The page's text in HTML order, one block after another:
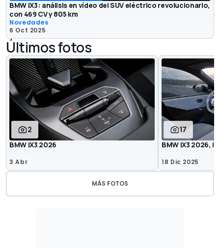
BMW iX3: análisis en vídeo del SUV eléctrico revolucionario,
con 469 CV y 805 km
Novedades
6 Oct 2025
Últimos fotos
2
BMW iX3 2026
3 Abr
17
BMW iX3 2026,
18 Dic 2025
MÁS FOTOS